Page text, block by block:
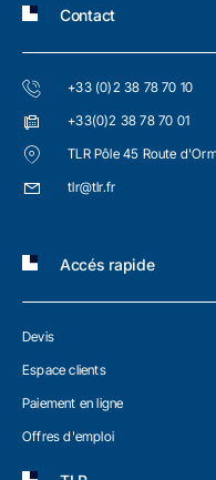
Contact
+33 (0)2 38 78 70 10
+33(0)2 38 78 70 01
TLR Pôle 45 Route
tlr@tlr.fr
Accés rapide
Devis
Espace clients
Paiement en ligne
Offres d'emploi